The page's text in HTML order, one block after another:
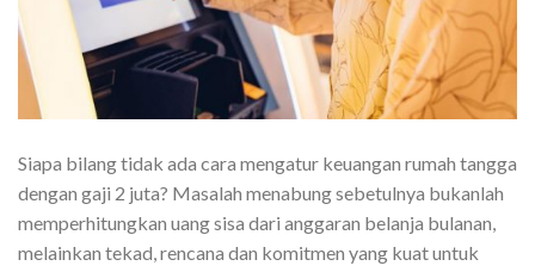
Siapa bilang tidak ada cara mengatur keuangan rumah tangga
dengan gaji 2 juta? Masalah menabung sebetulnya bukanlah
memperhitungkan uang sisa dari anggaran belanja bulanan,
melainkan tekad, rencana dan komitmen yang kuat untuk